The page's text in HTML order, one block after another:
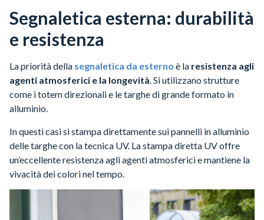
Segnaletica esterna: durabilità
e resistenza
La priorità della segnaletica da esterno è la resistenza agli
agenti atmosferici e la longevità. Si utilizzano strutture
come i totem direzionali e le targhe di grande formato in
alluminio.
In questi casi si stampa direttamente sui pannelli in alluminio
delle targhe con la tecnica UV. La stampa diretta UV offre
un’eccellente resistenza agli agenti atmosferici e mantiene la
vivacità dei colori nel tempo.